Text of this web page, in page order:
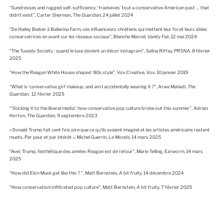
“Sundresses and rugged self-sufficiency: ‘tradwives’ tout a conservative American past … that
didn’t exist”, Carter Sherman, The Guardian, 24 juillet 2024
“De Hailey Bieber à Ballerina Farm, ces influenceurs chrétiens qui mettent leur foi et leurs idées
conservatrices en avant sur les réseaux sociaux”, Blanche Marcel, Vanity Fair, 12 mai 2024
“The Tuxedo Society : quand le luxe devient un décor instagram”, Salina Riffay, PRSNA , 8 février
2025
“How the Reagan White House shaped ‘80s style”, Vox Creative, Vox, 10 janvier 2019
“What is ‘conservative girl’ makeup, and am I accidentally wearing it ?”, Arwa Mahadi, The
Guardian, 12 février 2025
“‘Sticking it to the liberal media’: how conservative pop culture broke out this summer”, Adrian
Horton, The Guardian, 9 septembre 2023
« Donald Trump fait cent fois pire que ce qu’ils avaient imaginé et les artistes américains restent
muets. Par peur et par intérêt », Michel Guerrin, Le Monde, 14 mars 2025
“Avec Trump, l’esthétique des années Reagan est de retour”, Marie Telling, Earworm, 14 mars
2025
“How did Elon Musk get like this ? ”, Matt Bernstein,A bit fruity,14 décembre 2024
“How conservatism infiltrated pop culture”, Matt Bernstein,A bit fruity,7 février 2025